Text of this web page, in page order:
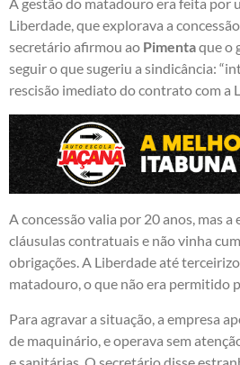
Liberdade, que explorava a
secretário afirmou ao Pimentaque o
seguir o que sugeriu a sindicância:
rescisão imediato do contrato com a
A concessão valia por 20 anos, mas
cláusulas contratuais e não vinha
obrigações. A Liberdade até
matadouro, o que não era permitido
Para agravar a situação, a empresa
de maquinário, e operava sem